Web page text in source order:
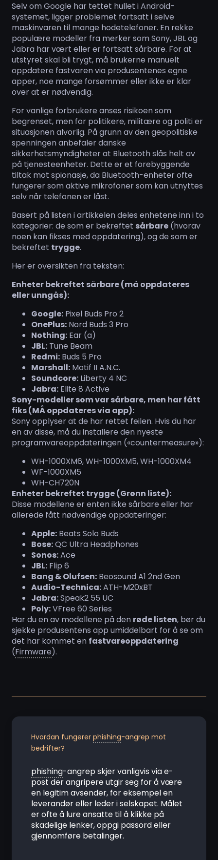
Selv om Google har tettet hullet i Android-
systemet, ligger problemet fortsatt i selve
maskinvaren til mange hodetelefoner. En rekke
populære modeller fra merker som Sony, JBL og
Jabra har vært eller er fortsatt sårbare. For at
utstyret skal bli trygt, må brukerne manuelt
oppdatere fastvaren via produsentenes egne
apper, noe mange forsømmer eller ikke er klar
over at er nødvendig.
For vanlige forbrukere anses risikoen som
begrenset, men for politikere, militære og politi er
situasjonen alvorlig. På grunn av den geopolitiske
spenningen anbefaler danske
sikkerhetsmyndigheter at Bluetooth slås helt av
på tjenesteenheter. Dette er et forebyggende
tiltak mot spionasje, da Bluetooth-enheter ofte
fungerer som aktive mikrofoner som kan utnyttes
selv når telefonen er låst.
Basert på listen i artikkelen deles enhetene inn i to
kategorier: de som er bekreftet sårbare (hvorav
noen kan fikses med oppdatering), og de som er
bekreftet trygge.
Her er oversikten fra teksten:
Enheter bekreftet sårbare (må oppdateres
eller unngås):
Google: Pixel Buds Pro 2
OnePlus: Nord Buds 3 Pro
Nothing: Ear (a)
JBL: Tune Beam
Redmi: Buds 5 Pro
Marshall: Motif II A.N.C.
Soundcore: Liberty 4 NC
Jabra: Elite 8 Active
Sony-modeller som var sårbare, men har fått
fiks (MÅ oppdateres via app):
Sony opplyser at de har rettet feilen. Hvis du har
en av disse, må du installere den nyeste
programvareoppdateringen («countermeasure»):
WH-1000XM6, WH-1000XM5, WH-1000XM4
WF-1000XM5
WH-CH720N
Enheter bekreftet trygge (Grønn liste):
Disse modellene er enten ikke sårbare eller har
allerede fått nødvendige oppdateringer:
Apple: Beats Solo Buds
Bose:QC Ultra Headphones
Sonos:Ace
JBL: Flip 6
Bang & Olufsen: Beosound A1 2nd Gen
Audio-Technica:ATH-M20xBT
Jabra:Speak2 55 UC
Poly:VFree 60 Series
Har du en av modellene på den røde listen, bør du
sjekke produsentens app umiddelbart for å se om
det har kommet en fastvareoppdatering
(Firmware).
Hvordan fungerer phishing-angrep mot
bedrifter?
phishing-angrep skjer vanligvis via e-
post der angripere utgir seg for å være
en legitim avsender, for eksempel en
leverandør eller leder i selskapet. Målet
er ofte å lure ansatte til å klikke på
skadelige lenker, oppgi passord eller
gjennomføre betalinger.